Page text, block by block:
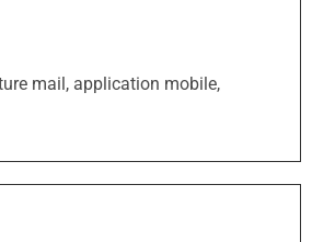
mail, application mobile,